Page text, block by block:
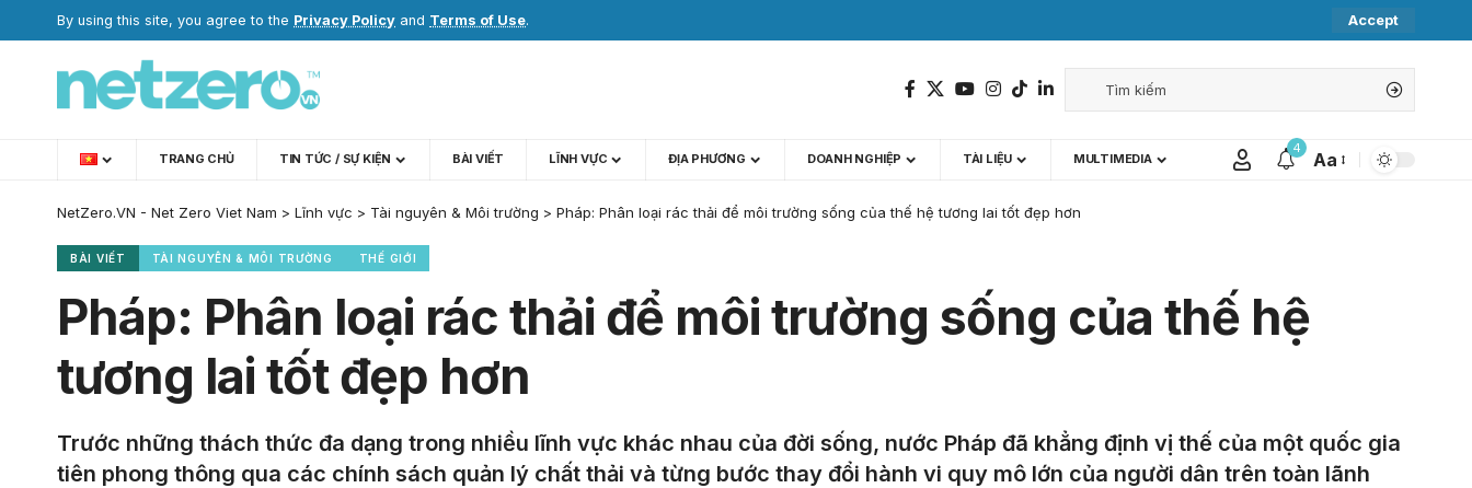
By using this site, you agree to the Privacy Policy and Terms of Use. Accept
TRANG CHỦ TIN TỨC / SỰ KIỆN BÀI VIẾT LĨNH VỰC ĐỊA PHƯƠNG DOANH NGHIỆP TÀI LIỆU MULTIMEDIA
4
Aa
NetZero.VN - Net Zero Viet Nam > Lĩnh vực > Tài nguyên & Môi trường > Pháp: Phân loại rác thải để môi trường sống của thế hệ tương lai tốt đẹp hơn
BÀI VIẾT TÀI NGUYÊN & MÔI TRƯỜNG THẾ GIỚI
Pháp: Phân loại rác thải để môi trường sống của thế hệ
tương lai tốt đẹp hơn
Trước những thách thức đa dạng trong nhiều lĩnh vực khác nhau của đời sống, nước Pháp đã khẳng định vị thế của một quốc gia
tiên phong thông qua các chính sách quản lý chất thải và từng bước thay đổi hành vi quy mô lớn của người dân trên toàn lãnh